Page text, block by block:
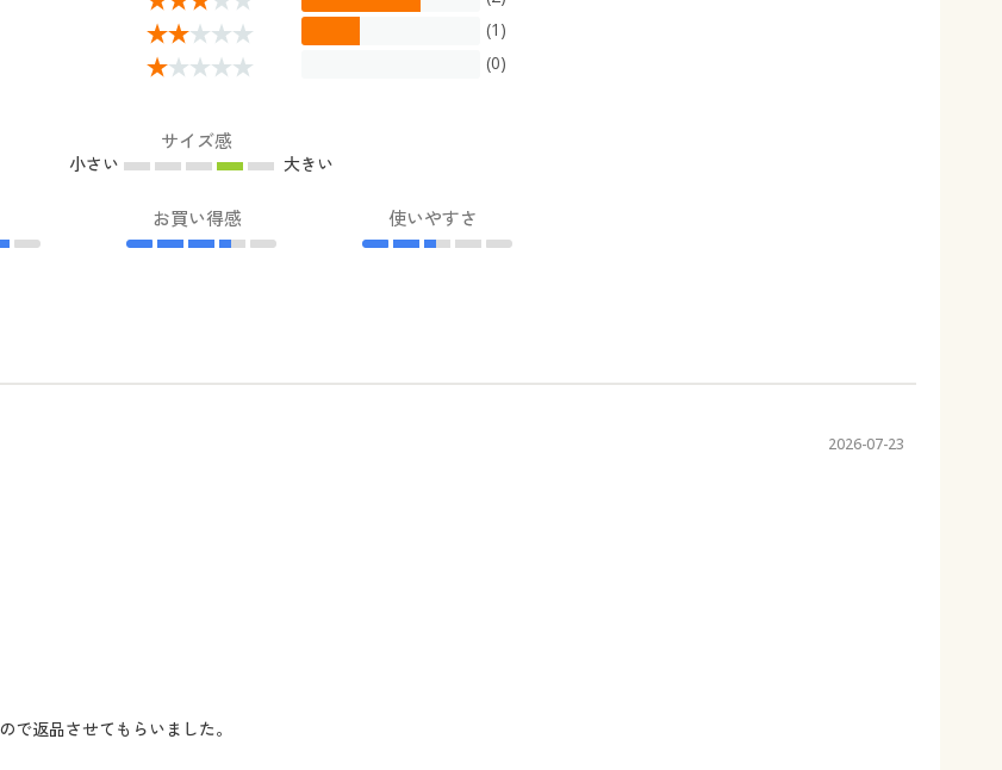
(1)
(0)
サイズ感
小さい 大きい
お買い得感 使いやすさ
2026-07-23
で返品させてもらいました。